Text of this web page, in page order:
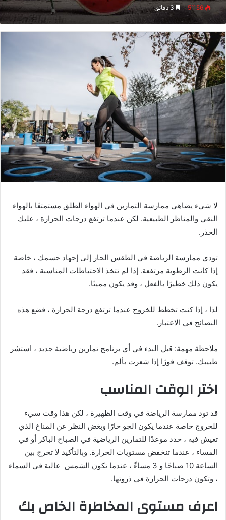
5٬156 3 دقائق
لا شيء يضاهي ممارسة التمارين في الهواء الطلق مستمتعًا بالهواء
النقي والمناظر الطبيعية. لكن عندما ترتفع درجات الحرارة ، عليك
الحذر.
تؤدي ممارسة الرياضة في الطقس الحار إلى إجهاد جسمك ، خاصة
إذا كانت الرطوبة مرتفعة. إذا لم تتخذ الاحتياطات المناسبة ، فقد
يكون ذلك خطيرًا بالفعل ، وقد يكون مميتًا.
لذا ، إذا كنت تخطط للخروج عندما ترتفع درجة الحرارة ، فضع هذه
النصائح في الاعتبار.
ملاحظة مهمة: قبل البدء في أي برنامج تمارين رياضية جديد ، استشر
طبيبك. توقف فورًا إذا شعرت بألم.
اختر الوقت المناسب
قد تود ممارسة الرياضة في وقت الظهيرة ، لكن هذا وقت سيء
للخروج خاصة عندما يكون الجو حارًا وبغض النظر عن المناخ الذي
تعيش فيه ، حدد موعدًا للتمارين الرياضية في الصباح الباكر أو في
المساء ، عندما تنخفض مستويات الحرارة. وبالتأكيد لا تخرج بين
الساعة 10 صباحًا و 3 مساءً ، عندما تكون الشمس عالية في السماء
، وتكون درجات الحرارة في ذروتها.
اعرف مستوى المخاطرة الخاص بك